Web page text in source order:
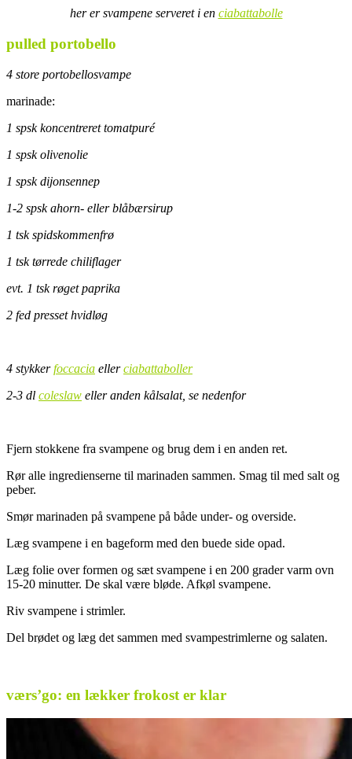
her er svampene serveret i en ciabattabolle
pulled portobello
4 store portobellosvampe
marinade:
1 spsk koncentreret tomatpuré
1 spsk olivenolie
1 spsk dijonsennep
1-2 spsk ahorn- eller blåbærsirup
1 tsk spidskommenfrø
1 tsk tørrede chiliflager
evt. 1 tsk røget paprika
2 fed presset hvidløg
4 stykkerfoccacia ellerciabattaboller
2-3 dl coleslaw eller anden kålsalat, se nedenfor
Fjern stokkene fra svampene og brug dem i en anden ret.
Rør alle ingredienserne til marinaden sammen. Smag til med salt og
peber.
Smør marinaden på svampene på både under- og overside.
Læg svampene i en bageform med den buede side opad.
Læg folie over formen og sæt svampene i en 200 grader varm ovn
15-20 minutter. De skal være bløde. Afkøl svampene.
Riv svampene i strimler.
Del brødet og læg det sammen med svampestrimlerne og salaten.
værs’go: en lækker frokost er klar